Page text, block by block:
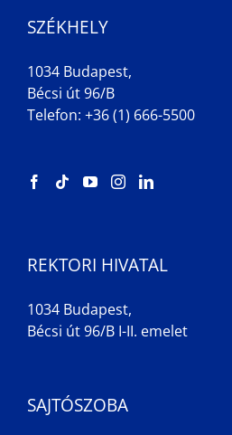
SZÉKHELY
1034 Budapest,
Bécsi út 96/B
Telefon: +36 (1) 666-5500
REKTORI HIVATAL
1034 Budapest,
Bécsi út 96/B I-II. emelet
SAJTÓSZOBA